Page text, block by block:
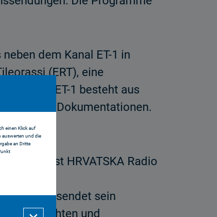
einen Klick auf
auswerten und die
an Dritte
dem Kanal ET-1 in
(ERT), eine
von ET-1 besteht aus
und Dokumentationen.
ist HRVATSKA Radio
den die
ist, sendet sein
Nachrichten und